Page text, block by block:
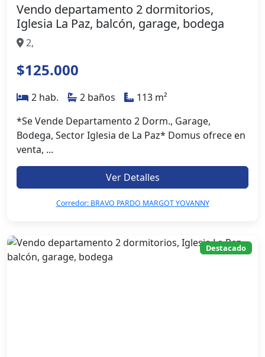
Vendo departamento 2 dormitorios,
Iglesia La Paz, balcón, garage, bodega
2,
$125.000
2 hab. 2 baños
113 m²
*Se Vende Departamento 2 Dorm., Garage,
Bodega, Sector Iglesia de La Paz* Domus ofrece en
venta, ...
Ver Detalles
Corredor: BRAVO PARDO MARGOT YOVANNY
Destacado